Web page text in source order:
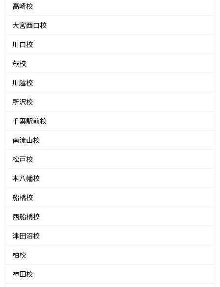
高崎校
大宮西口校
川口校
蕨校
川越校
所沢校
千葉駅前校
南流山校
松戸校
本八幡校
船橋校
西船橋校
津田沼校
柏校
神田校